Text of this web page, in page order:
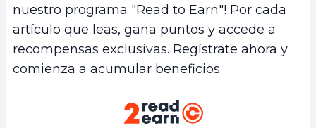
nuestro programa "Read to Earn"! Por cada
artículo que leas, gana puntos y accede a
recompensas exclusivas. Regístrate ahora y
comienza a acumular beneficios.